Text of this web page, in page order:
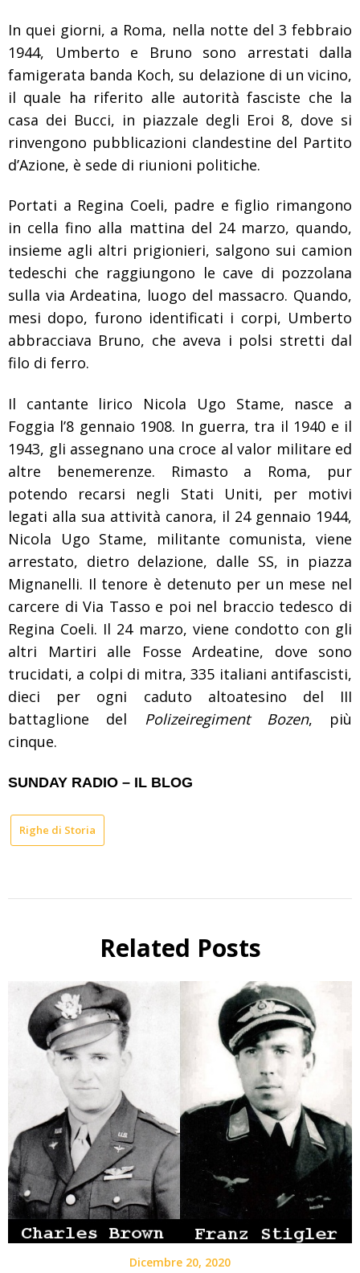
In quei giorni, a Roma, nella notte del 3 febbraio
1944, Umberto e Bruno sono arrestati dalla
famigerata banda Koch, su delazione di un vicino,
il quale ha riferito alle autorità fasciste che la
casa dei Bucci, in piazzale degli Eroi 8, dove si
rinvengono pubblicazioni clandestine del Partito
d’Azione, è sede di riunioni politiche.
Portati a Regina Coeli, padre e figlio rimangono
in cella fino alla mattina del 24 marzo, quando,
insieme agli altri prigionieri, salgono sui camion
tedeschi che raggiungono le cave di pozzolana
sulla via Ardeatina, luogo del massacro. Quando,
mesi dopo, furono identificati i corpi, Umberto
abbracciava Bruno, che aveva i polsi stretti dal
filo di ferro.
Il cantante lirico Nicola Ugo Stame, nasce a
Foggia l’8 gennaio 1908. In guerra, tra il 1940 e il
1943, gli assegnano una croce al valor militare ed
altre benemerenze. Rimasto a Roma, pur
potendo recarsi negli Stati Uniti, per motivi
legati alla sua attività canora, il 24 gennaio 1944,
Nicola Ugo Stame, militante comunista, viene
arrestato, dietro delazione, dalle SS, in piazza
Mignanelli. Il tenore è detenuto per un mese nel
carcere di Via Tasso e poi nel braccio tedesco di
Regina Coeli. Il 24 marzo, viene condotto con gli
altri Martiri alle Fosse Ardeatine, dove sono
trucidati, a colpi di mitra, 335 italiani antifascisti,
dieci per ogni caduto altoatesino del III
battaglione del Polizeiregiment Bozen, più
cinque.
SUNDAY RADIO – IL BLOG
Righe di Storia
Related Posts
Dicembre 20, 2020